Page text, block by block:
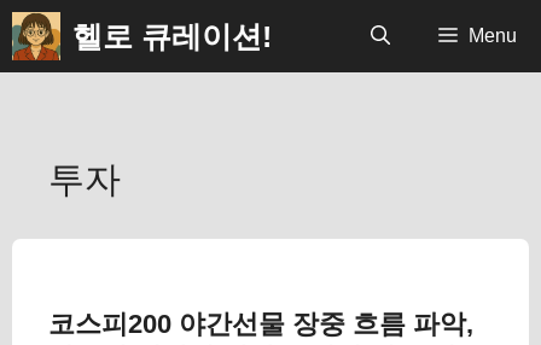
컨
텐
뛰
헬로 큐레이션! Menu
투자
코스피200 야간선물 장중 흐름 파악,